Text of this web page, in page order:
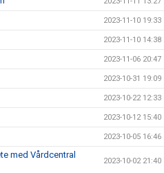
2023-11-10 19:33
2023-11-10 14:38
2023-11-06 20:47
2023-10-31 19:09
2023-10-22 12:33
2023-10-12 15:40
2023-10-05 16:46
med Vårdcentral
2023-10-02 21:40